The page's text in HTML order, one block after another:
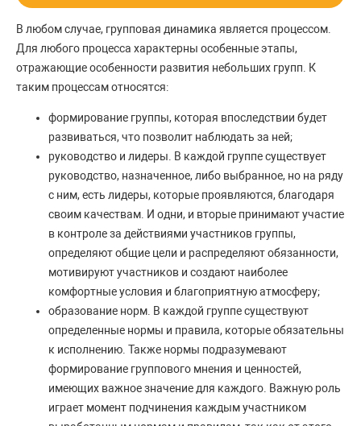
В любом случае, групповая динамика является процессом.
Для любого процесса характерны особенные этапы,
отражающие особенности развития небольших групп. К
таким процессам относятся:
формирование группы, которая впоследствии будет
развиваться, что позволит наблюдать за ней;
руководство и лидеры. В каждой группе существует
руководство, назначенное, либо выбранное, но на ряду
с ним, есть лидеры, которые проявляются, благодаря
своим качествам. И одни, и вторые принимают участие
в контроле за действиями участников группы,
определяют общие цели и распределяют обязанности,
мотивируют участников и создают наиболее
комфортные условия и благоприятную атмосферу;
образование норм. В каждой группе существуют
определенные нормы и правила, которые обязательны
к исполнению. Также нормы подразумевают
формирование группового мнения и ценностей,
имеющих важное значение для каждого. Важную роль
играет момент подчинения каждым участником